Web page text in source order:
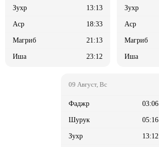
13:13
18:33
21:13
23:12
03:06
05:16
13:12